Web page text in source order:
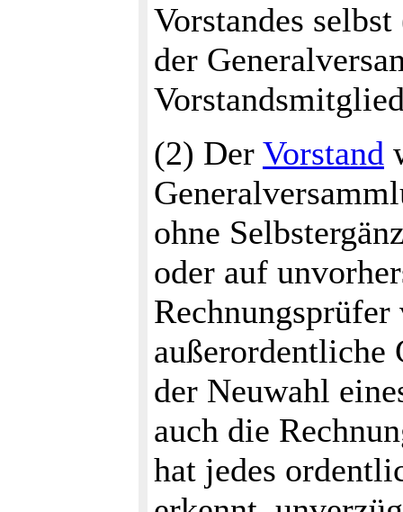
Vorstandes
der
(2) Der Vorstand
ohne
oder auf
außerordentliche
der Neuwahl
auch die
hat jedes